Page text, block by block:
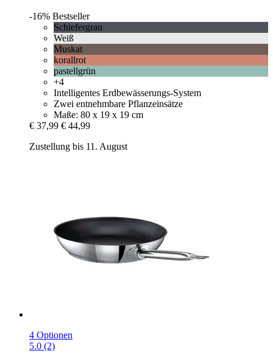
-16% Bestseller
Schiefergrau
Weiß
Muskat
korallrot
pastellgrün
+4
Intelligentes Erdbewässerungs-System
Zwei entnehmbare Pflanzeinsätze
Maße: 80 x 19 x 19 cm
€ 37,99 € 44,99
Zustellung bis 11. August
4 Optionen
5.0 (2)